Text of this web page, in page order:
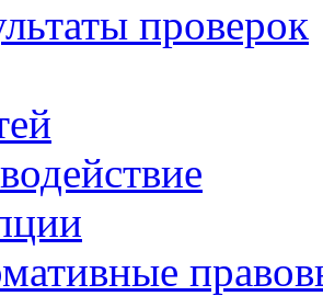
проверок